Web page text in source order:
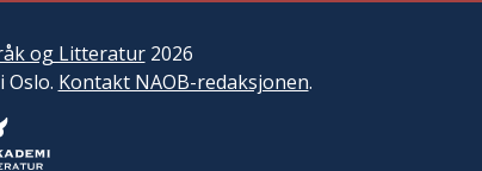
og Litteratur2026
Oslo. Kontakt NAOB-redaksjonen.